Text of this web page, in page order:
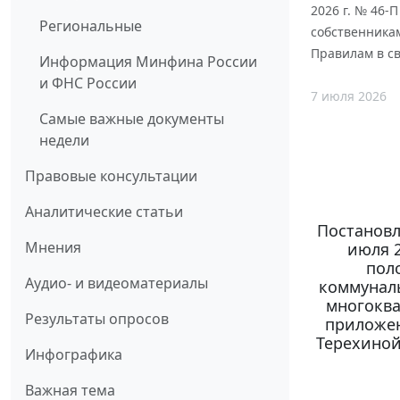
Региональные
Информация Минфина России
и ФНС России
Самые важные документы
недели
Правовые консультации
Аналитические статьи
Мнения
Аудио- и видеоматериалы
Результаты опросов
Инфографика
Важная тема
2026 г. № 46-
Правилам в
7 июля 2026
июля
Именем Российской Федерации

     Конституционный Суд Российской Федерации в составе
Председателя В.Д. Зорькина, судей А.Ю. Бушева, Л.М. Жарковой,
К.Б. Калиновского, С.Д. Князева, А.Н. Кокотова, А.В. Коновалова,
М.Б. Лобова, В.А. Сивицкого, Е.В. Тарибо,
     руководствуясь статьей 125 (пункт "а" части 4) Конституции
Российской Федерации, пунктом 3 части первой, частями третьей и четвертой
статьи 3, частью первой статьи 21, статьями 36, 47.1, 74, 86, 96, 97 и 99
Федерального конституционного закона "О Конституционном Суде Российской
Федерации",
     рассмотрел в заседании без проведения слушания дело о проверке
конституционности положений пунктов 2, 42.1 и 43 Правил предоставления
коммунальных услуг собственникам и пользователям помещений в
многоквартирных домах и жилых домов, а также формул 3.1 и 3.7 приложения
№ 2 к данным Правилам.
     Поводом к рассмотрению дела явились жалобы граждан Л.К. Терехиной и
Д.В. Юхнева. Основанием к рассмотрению дел явилась обнаружившаяся
неопределенность в вопросе о том, соответствуют ли Конституции Российской
Федерации оспариваемые заявителями нормативные положения.
     Поскольку обе жалобы касаются одного и того же предмета,
Конституционный Суд Российской Федерации, руководствуясь статьей 48
Федерального конституционного закона "О Конституционном Суде Российской
Федерации", соединил дела по ним в одном производстве.
     Заслушав сообщение судьи-докладчика М.Б. Лобова, исследовав
представленные документы и иные материалы, Конституционный Суд Российской
Федерации
                                  установил:
     1. Граждане Л.К. Терехина и Д.В. Юхнев оспаривают конституционность
следующих положений Правил предоставления коммунальных услуг
собственникам и пользователям помещений в многоквартирных домах и жилых
домов, утвержденных Постановлением Правительства Российской Федерации от
6 мая 2011 года № 354 (далее также - Правила):
     абзаца шестого пункта 2, согласно которому "индивидуальный прибор
учета" - средство измерения (совокупность средств измерения и
дополнительного оборудования), устанавливаемое на одно жилое или нежилое
помещение в многоквартирном доме (за исключением жилого помещения в
коммунальной квартире), на жилой дом (часть жилого дома) или домовладение
при наличии технической возможности и используемое для определения
объемов (количества) потребления коммунального